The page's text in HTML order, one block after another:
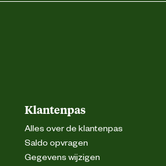
Uv-bestendig
Klantenpas
Alles over de klantenpas
Saldo opvragen
Gegevens wijzigen